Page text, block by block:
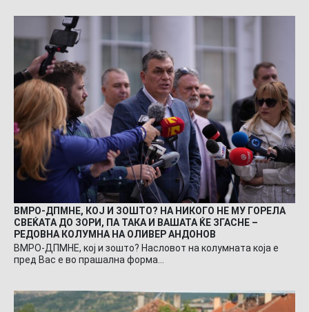
ВМРО-ДПМНЕ, КОЈ И ЗОШТО? НА НИКОГО НЕ МУ ГОРЕЛА
СВЕЌАТА ДО ЗОРИ, ПА ТАКА И ВАШАТА ЌЕ ЗГАСНЕ –
РЕДОВНА КОЛУМНА НА ОЛИВЕР АНДОНОВ
ВМРО-ДПМНЕ, кој и зошто? Насловот на колумната која е
пред Вас е во прашална форма…